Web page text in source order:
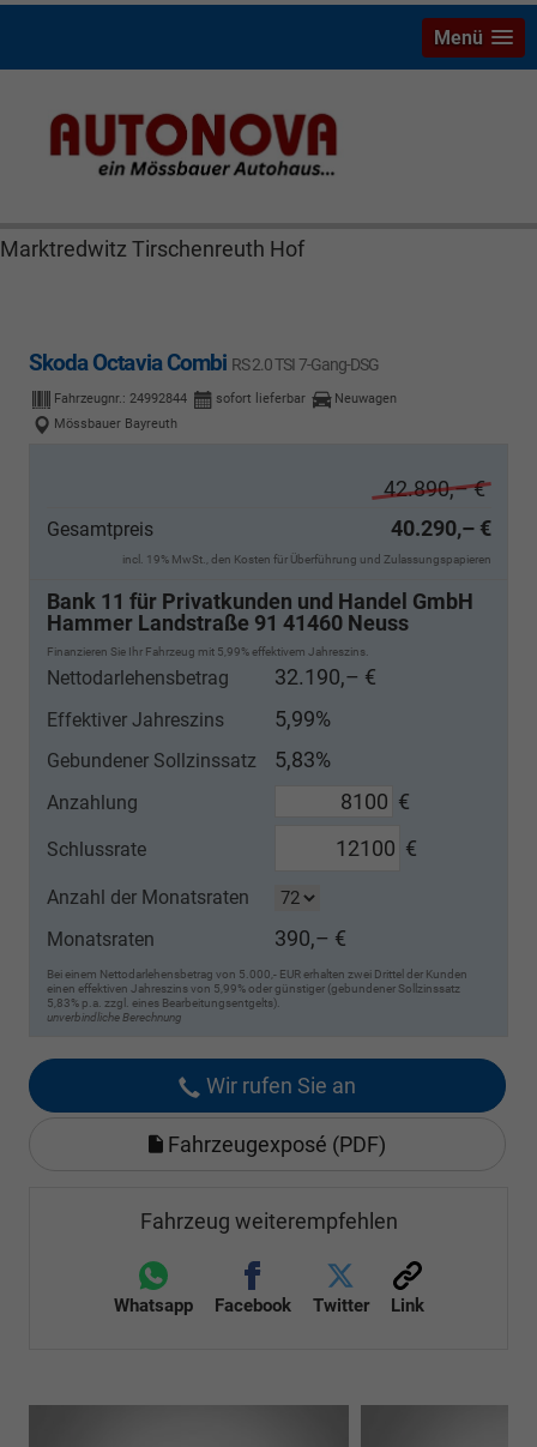
Skoda Octavia Bayreuth Nützel Mössbauer Autonova
Brucker Räthel MGS Autohaus günstig Finanzierung
Marktredwitz Tirschenreuth Hof
Menü
Skoda Octavia Combi RS 2.0 TSI 7-Gang-DSG
Fahrzeugnr.: 24992844 sofort lieferbar
Neuwagen
Mössbauer Bayreuth
42.890,– €
Gesamtpreis 40.290,– €
incl. 19% MwSt., den Kosten für Überführung und Zulassungspapieren
Bank 11 für Privatkunden und Handel GmbH
Hammer Landstraße 91 41460 Neuss
Finanzieren Sie Ihr Fahrzeug mit 5,99% effektivem Jahreszins.
Nettodarlehensbetrag 32.190,– €
Effektiver Jahreszins 5,99%
Gebundener Sollzinssatz 5,83%
Anzahlung €
Schlussrate €
Anzahl der Monatsraten
Monatsraten
390,– €
Bei einem Nettodarlehensbetrag von 5.000,- EUR erhalten zwei Drittel der Kunden
einen effektiven Jahreszins von 5,99% oder günstiger (gebundener Sollzinssatz
5,83% p.a. zzgl. eines Bearbeitungsentgelts).
unverbindliche Berechnung
Wir rufen Sie an
Fahrzeugexposé (PDF)
Fahrzeug weiterempfehlen
Whatsapp Facebook Twitter Link